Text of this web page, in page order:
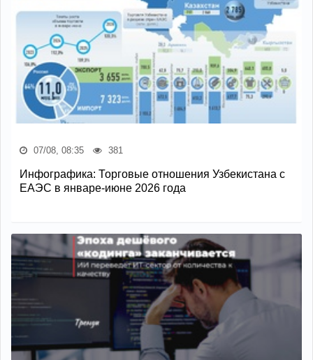
07/08, 08:35 381
Инфографика: Торговые отношения Узбекистана с
ЕАЭС в январе-июне 2026 года